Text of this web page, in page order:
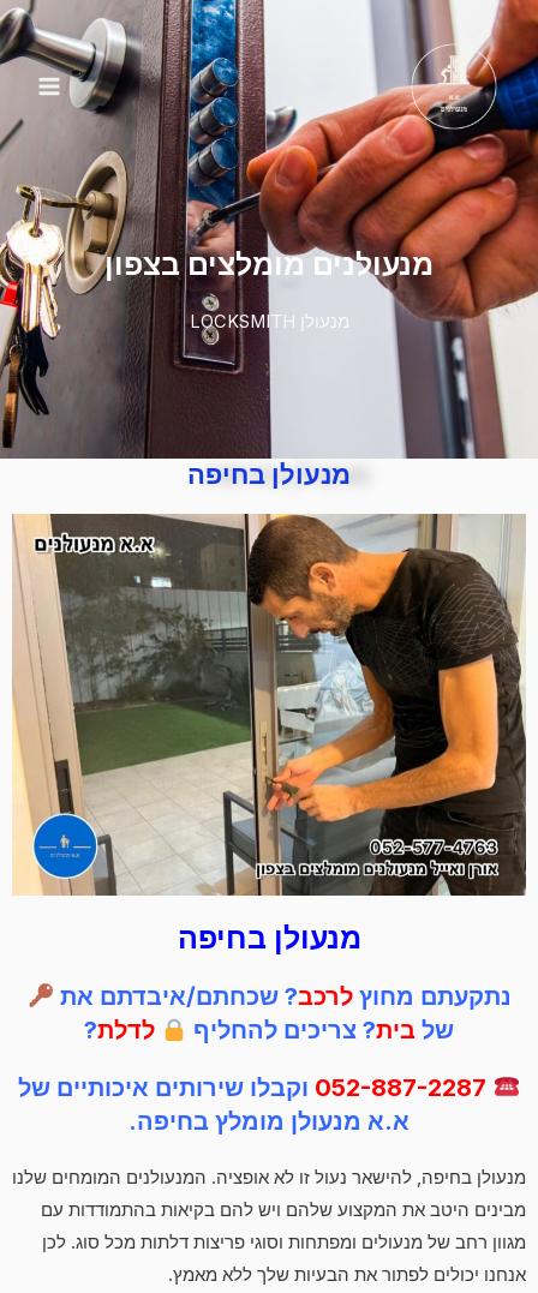
מנעולן בחיפה
מנעולנים מומלצים בצפון
מנעולן LOCKSMITH
מנעולן בחיפה
מנעולן בחיפה
נתקעתם מחוץלרכב? שכחתם/איבדתם את
של בית? צריכים להחליף לדלת?
052-887-2287 וקבלו שירותים איכותיים של
א.א מנעולן מומלץ בחיפה.
מנעולן בחיפה, להישאר נעול זו לא אופציה. המנעולנים המומחים שלנו
מבינים היטב את המקצוע שלהם ויש להם בקיאות בהתמודדות עם
מגוון רחב של מנעולים ומפתחות וסוגי פריצות דלתות מכל סוג. לכן
אנחנו יכולים לפתור את הבעיות שלך ללא מאמץ.